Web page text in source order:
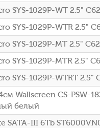
SYS-1029P-WT 2.5"
SYS-1029P-WTR 2.5"
SYS-1029P-MT 2.5"
SYS-1029P-MTR 2.5"
SYS-1029P-WTRT 2.5"
Wallscreen CS-PSW-
белый
SATA-III 6Tb